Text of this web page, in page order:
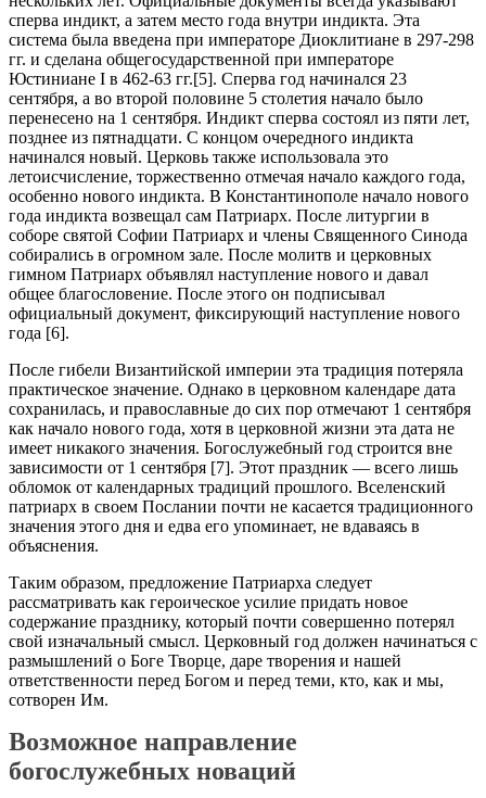
сперва индикт, а затем место года внутри индикта. Эта
система была введена при императоре Диоклитиане в 297-298
гг. и сделана общегосударственной при императоре
Юстиниане I в 462-63 гг.[5]. Сперва год начинался 23
сентября, а во второй половине 5 столетия начало было
перенесено на 1 сентября. Индикт сперва состоял из пяти лет,
позднее из пятнадцати. С концом очередного индикта
начинался новый. Церковь также использовала это
летоисчисление, торжественно отмечая начало каждого года,
особенно нового индикта. В Константинополе начало нового
года индикта возвещал сам Патриарх. После литургии в
соборе святой Софии Патриарх и члены Священного Синода
собирались в огромном зале. После молитв и церковных
гимном Патриарх объявлял наступление нового и давал
общее благословение. После этого он подписывал
официальный документ, фиксирующий наступление нового
года [6].
После гибели Византийской империи эта традиция потеряла
практическое значение. Однако в церковном календаре дата
сохранилась, и православные до сих пор отмечают 1 сентября
как начало нового года, хотя в церковной жизни эта дата не
имеет никакого значения. Богослужебный год строится вне
зависимости от 1 сентября [7]. Этот праздник — всего лишь
обломок от календарных традиций прошлого. Вселенский
патриарх в своем Послании почти не касается традиционного
значения этого дня и едва его упоминает, не вдаваясь в
объяснения.
Таким образом, предложение Патриарха следует
рассматривать как героическое усилие придать новое
содержание празднику, который почти совершенно потерял
свой изначальный смысл. Церковный год должен начинаться с
размышлений о Боге Творце, даре творения и нашей
ответственности перед Богом и перед теми, кто, как и мы,
сотворен Им.
Возможное направление
богослужебных новаций